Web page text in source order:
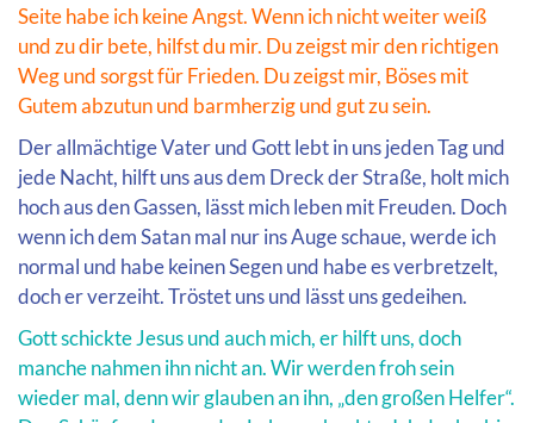
Seite habe ich keine Angst. Wenn ich nicht weiter weiß
und zu dir bete, hilfst du mir. Du zeigst mir den richtigen
Weg und sorgst für Frieden. Du zeigst mir, Böses mit
Gutem abzutun und barmherzig und gut zu sein.
Der allmächtige Vater und Gott lebt in uns jeden Tag und
jede Nacht, hilft uns aus dem Dreck der Straße, holt mich
hoch aus den Gassen, lässt mich leben mit Freuden. Doch
wenn ich dem Satan mal nur ins Auge schaue, werde ich
normal und habe keinen Segen und habe es verbretzelt,
doch er verzeiht. Tröstet uns und lässt uns gedeihen.
Gott schickte Jesus und auch mich, er hilft uns, doch
manche nahmen ihn nicht an. Wir werden froh sein
wieder mal, denn wir glauben an ihn, „den großen Helfer“.